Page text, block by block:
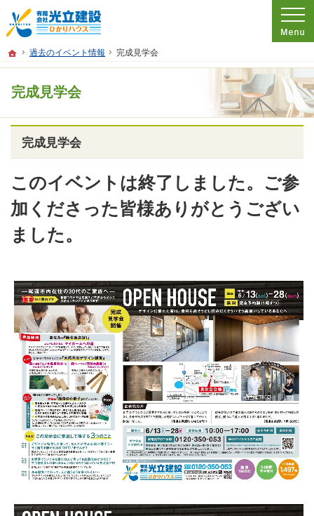
ホーム
過去のイベント情報 完成見学会
完成見学会
プロの目線からご提案。広島県尾道市の注文住宅・新築戸建てを手がける工務店
広島県尾道市の新築・注文住宅・新築戸建てを手がける工務店なら光立建設 ひか
完成見学会
このイベントは終了しました。ご参
加くださった皆様ありがとうござい
ました。